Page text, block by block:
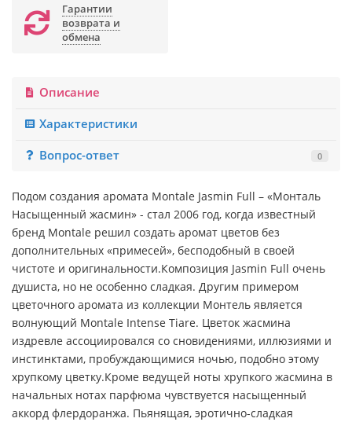
Гарантии
возврата и
обмена
Описание
Характеристики
Вопрос-ответ
0
Подом создания аромата Montale Jasmin Full – «Монталь
Насыщенный жасмин» - стал 2006 год, когда известный
бренд Montale решил создать аромат цветов без
дополнительных «примесей», бесподобный в своей
чистоте и оригинальности.Композиция Jasmin Full очень
душиста, но не особенно сладкая. Другим примером
цветочного аромата из коллекции Монтель является
волнующий Montale Intense Tiare. Цветок жасмина
издревле ассоциировался со сновидениями, иллюзиями и
инстинктами, пробуждающимися ночью, подобно этому
хрупкому цветку.Кроме ведущей ноты хрупкого жасмина в
начальных нотах парфюма чувствуется насыщенный
аккорд флердоранжа. Пьянящая, эротично-сладкая